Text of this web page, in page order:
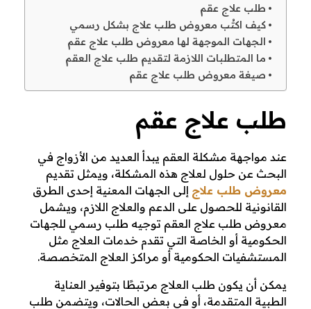
ق
م
ب
ـ
1
0
طلب علاج عقم
كيف اكتُب معروض طلب علاج بشكل رسمي
الجهات الموجهة لها معروض طلب علاج عقم
ما المتطلبات اللازمة لتقديم طلب علاج العقم
صيغة معروض طلب علاج عقم
طلب علاج عقم
عند مواجهة مشكلة العقم يبدأ العديد من الأزواج في
البحث عن حلول لعلاج هذه المشكلة، ويمثل تقديم
معروض طلب علاج إلى الجهات المعنية إحدى الطرق
القانونية للحصول على الدعم والعلاج اللازم، ويشمل
معروض طلب علاج العقم توجيه طلب رسمي للجهات
الحكومية أو الخاصة التي تقدم خدمات العلاج مثل
المستشفيات الحكومية أو مراكز العلاج المتخصصة.
يمكن أن يكون طلب العلاج مرتبطًا بتوفير العناية
الطبية المتقدمة، أو في بعض الحالات، ويتضمن طلب